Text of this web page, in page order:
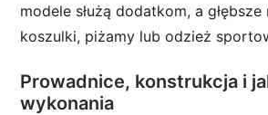
modele służą dodatkom, a głębsze
koszulki, piżamy lub odzież
Prowadnice, konstrukcja i
wykonania